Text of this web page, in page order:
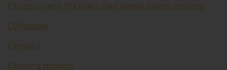
Стресс–тест ўтказиш (инглизча stress testing)
Субсидия
Суғурта
Суғурта полиси